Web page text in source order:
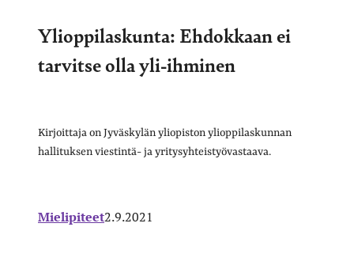
Ylioppilaskunta: Ehdokkaan ei
tarvitse olla yli-ihminen
Kirjoittaja on Jyväskylän yliopiston ylioppilaskunnan
hallituksen viestintä- ja yritysyhteistyövastaava.
Mielipiteet2.9.2021